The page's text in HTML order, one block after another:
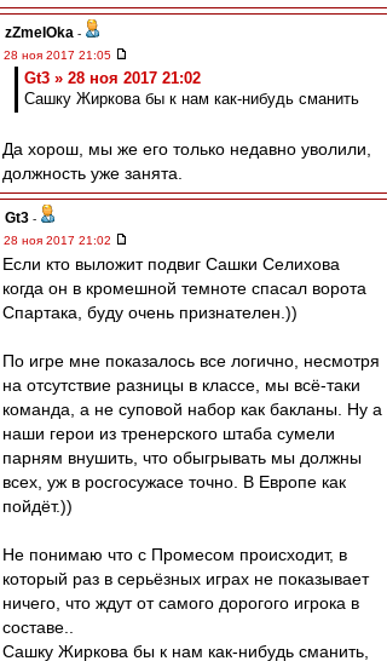
zZmeIOka -
28 ноя 2017 21:05
Gt3 » 28 ноя 2017 21:02
Сашку Жиркова бы к нам как-нибудь сманить
Да хорош, мы же его только недавно уволили,
должность уже занята.
Gt3 -
28 ноя 2017 21:02
Если кто выложит подвиг Сашки Селихова
когда он в кромешной темноте спасал ворота
Спартака, буду очень признателен.))
По игре мне показалось все логично, несмотря
на отсутствие разницы в классе, мы всё-таки
команда, а не суповой набор как бакланы. Ну а
наши герои из тренерского штаба сумели
парням внушить, что обыгрывать мы должны
всех, уж в росгосужасе точно. В Европе как
пойдёт.))
Не понимаю что с Промесом происходит, в
который раз в серьёзных играх не показывает
ничего, что ждут от самого дорогого игрока в
составе..
Сашку Жиркова бы к нам как-нибудь сманить,